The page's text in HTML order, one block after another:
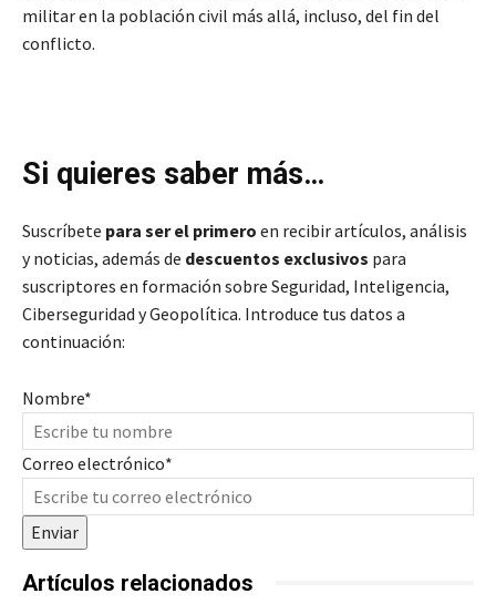
militar en la población civil más allá, incluso, del fin del
conflicto.
Si quieres saber más…
Suscríbete para ser el primero en recibir artículos, análisis
y noticias, además de descuentos exclusivos para
suscriptores en formación sobre Seguridad, Inteligencia,
Ciberseguridad y Geopolítica. Introduce tus datos a
continuación:
Nombre*
Correo electrónico*
Enviar
Artículos relacionados